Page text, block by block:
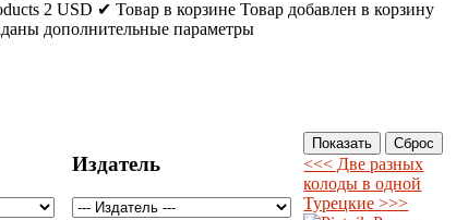
2 USD ✔ Товар в корзине Товар добавлен в корзину
дополнительные параметры
Издатель
<<< Две разных
колоды в одной
Турецкие >>>